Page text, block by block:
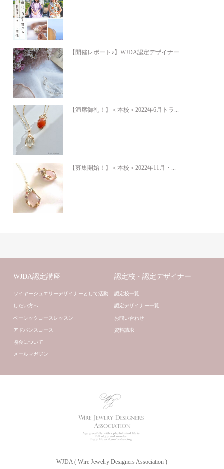
【開催レポート♪】WJDA認定デザイナー...
【満席御礼！】＜本校＞2022年6月トラ...
【募集開始！】＜本校＞2022年11月・...
WJDA認定講座
ワイヤージュエリーデザイナーとして活動
したい方へ
ベーシックコースレッスン
アドバンスコース
協会について
メールマガジン
認定校・認定デザイナー
認定校一覧
認定デザイナー一覧
お問い合わせ
資料請求
WJDA ( Wire Jewelry Designers Association )